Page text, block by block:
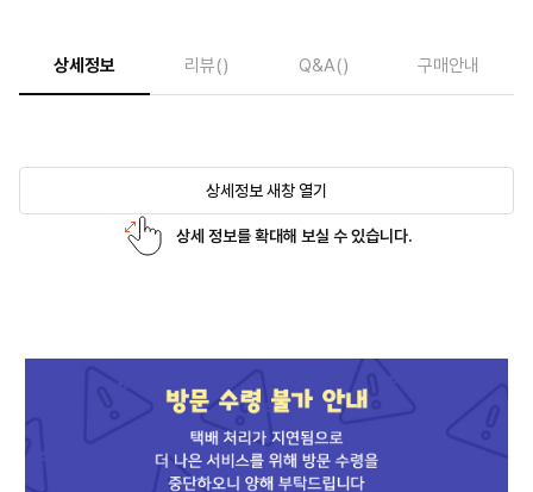
상세정보 리뷰() Q&A() 구매안내
상세정보 새창 열기
상세 정보를 확대해 보실 수 있습니다.